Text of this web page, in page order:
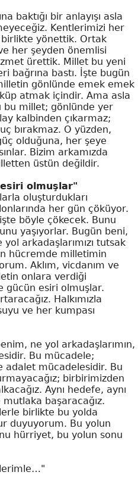
baktığı bir anlayışı asla
Kentlerimizi her
yönettik. Ortak
her şeyden önemlisi
ürettik. Millet bu yeni
bağrına bastı. İşte bugün
gönlünde emek emek
atmak içindir. Ama asla
bu millet; gönlünde yer
kalbinden çıkarmaz;
bırakmaz. O yüzden,
olduğuna, her şeye
Bizim arkamızda
üstün değildir.
olmuşlar"
oluşturdukları
her gün çöküyor.
böyle çökecek. Bunu
yaşıyorlar. Bugün beni,
yol arkadaşlarımızı tutsak
hücremde milletimin
Aklım, vicdanım ve
onlara verdiği
gücün esiri olmuşlar.
Halkımızla
ve her kumpası
ne yol arkadaşlarımın,
Bu mücadele;
adalet mücadelesidir. Bu
birbirimizden
Aynı hedefe, aynı
mutlaka başaracağız.
birlikte bu yolda
duyuyorum. Bu yolun
hürriyet, bu yolun sonu